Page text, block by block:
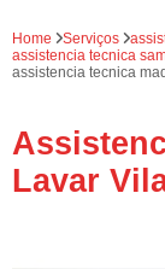
Home Serviços
assistencia tecnica
assistencia tecnica
Lavar